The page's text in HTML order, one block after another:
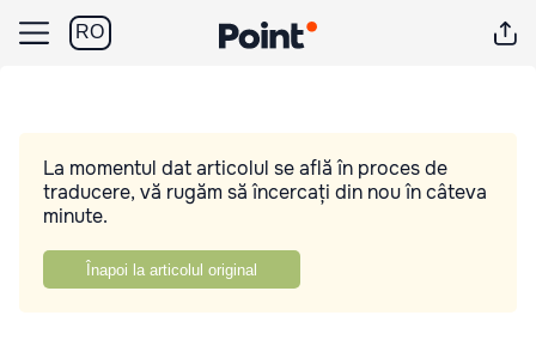
RO
La momentul dat articolul se află în proces de
traducere, vă rugăm să încercați din nou în câteva
minute.
Înapoi la articolul original